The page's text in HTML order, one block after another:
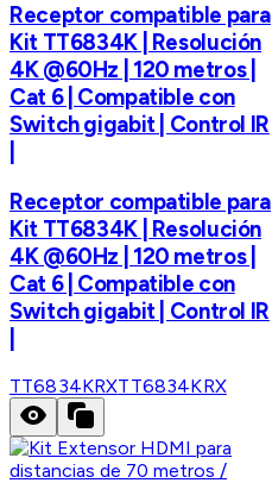
Receptor compatible para
Kit TT6834K | Resolución
4K @60Hz | 120 metros |
Cat 6 | Compatible con
Switch gigabit | Control IR
Receptor compatible para
Kit TT6834K | Resolución
4K @60Hz | 120 metros |
Cat 6 | Compatible con
Switch gigabit | Control IR
TT6834KRXTT6834KRX